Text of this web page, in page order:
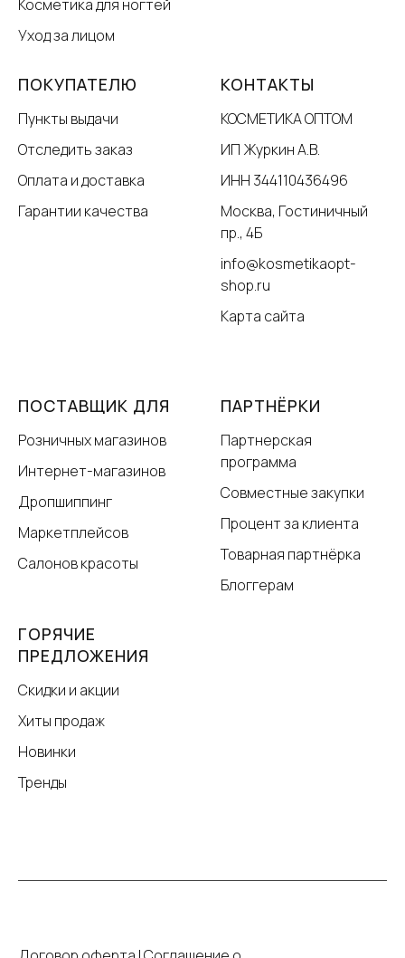
Косметика для ногтей
Уход за лицом
ПОКУПАТЕЛЮ
Пункты выдачи
Отследить заказ
Оплата и доставка
Гарантии качества
КОНТАКТЫ
КОСМЕТИКА ОПТОМ
ИП Журкин А.В.
ИНН 344110436496
Москва, Гостиничный
пр., 4Б
info@kosmetikaopt-
shop.ru
Карта сайта
ПОСТАВЩИК ДЛЯ
Розничных магазинов
Интернет-магазинов
Дропшиппинг
Маркетплейсов
Салонов красоты
ПАРТНЁРКИ
Партнерская
программа
Совместные закупки
Процент за клиента
Товарная партнёрка
Блоггерам
ГОРЯЧИЕ
ПРЕДЛОЖЕНИЯ
Скидки и акции
Хиты продаж
Новинки
Тренды